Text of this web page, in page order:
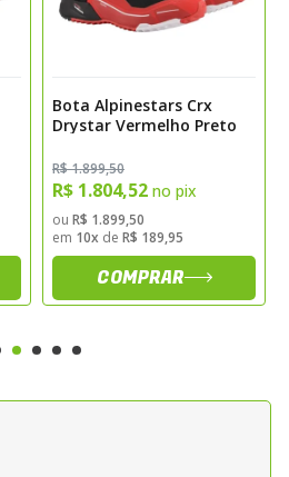
de borracha com alta
para maior
estrategicamente
permitir maior liberdade
a pilotagem
alto nivel de protecao
Bota Alpinestars Crx
Drystar Vermelho Preto
R$ 1.899,50
R$ 1.804,52 no pix
ou R$ 1.899,50
em 10x de R$ 189,95
COMPRAR